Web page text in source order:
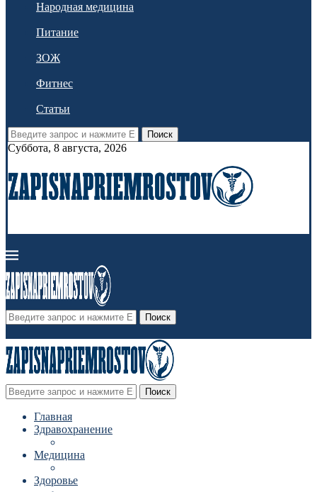
Народная медицина
Питание
ЗОЖ
Фитнес
Статьи
Поиск
Суббота, 8 августа, 2026
Поиск
Поиск
Главная
Здравохранение
Медицина
Здоровье